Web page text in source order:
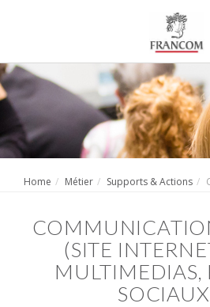
Home Métier Supports & Actions
(SITE
MULTIMEDIAS,